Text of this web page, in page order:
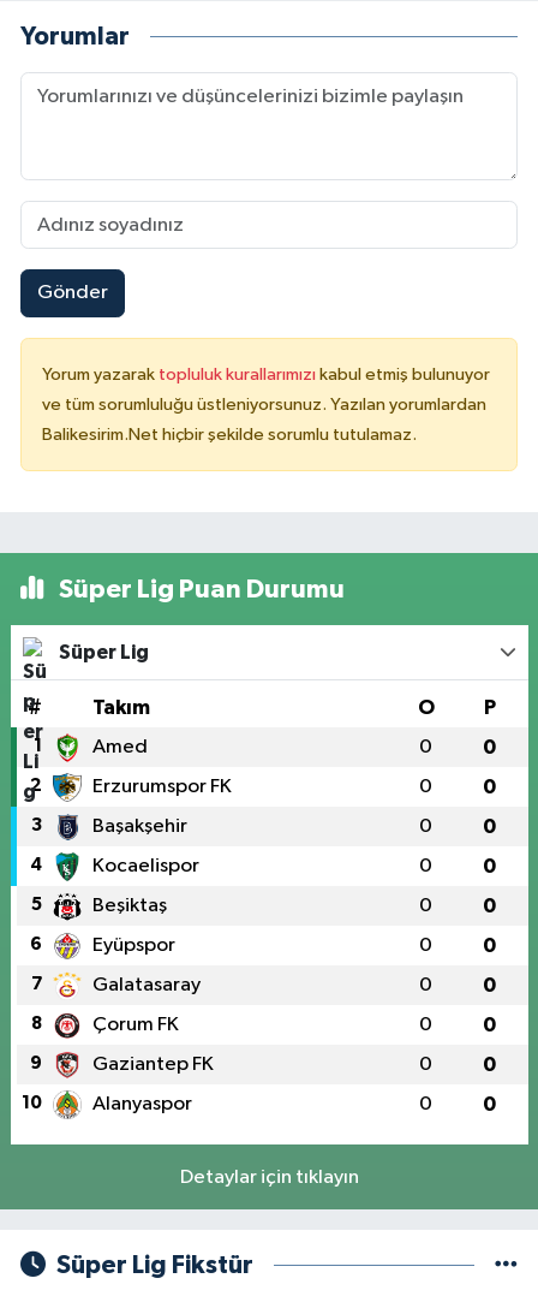
Yorumlar
Gönder
Yorum yazarak topluluk kurallarımızı kabul etmiş bulunuyor
ve tüm sorumluluğu üstleniyorsunuz. Yazılan yorumlardan
Balikesirim.Net hiçbir şekilde sorumlu tutulamaz.
Süper Lig Puan Durumu
Süper Lig
# Takım O P
1 Amed 0 0
2 Erzurumspor FK 0 0
3 Başakşehir 0 0
4 Kocaelispor 0 0
5 Beşiktaş 0 0
6 Eyüpspor 0 0
7 Galatasaray 0 0
8 Çorum FK 0 0
9 Gaziantep FK 0 0
10 Alanyaspor 0 0
Detaylar için tıklayın
Süper Lig Fikstür